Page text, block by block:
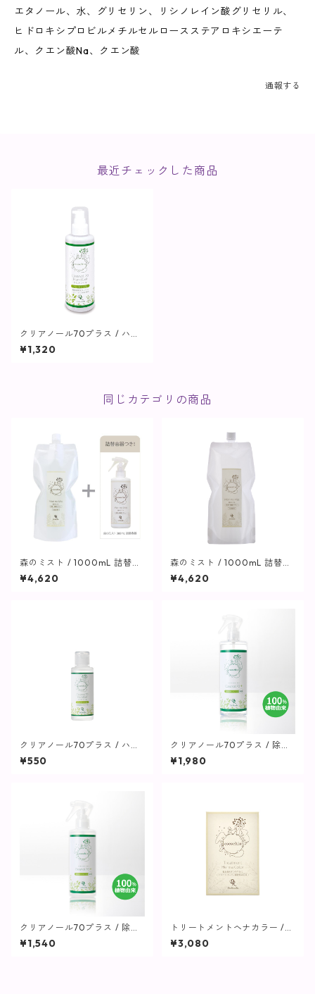
エタノール、水、グリセリン、リシノレイン酸グリセリル、
ヒドロキシプロビルメチルセルロースステアロキシエーテ
ル、クエン酸Na、クエン酸
通報する
最近チェックした商品
クリアノール70プラス / ハン
ドジェル 200mL【cocochi
a】
¥1,320
同じカテゴリの商品
森のミスト / 1000mL 詰替用
(詰替容器つき)【cocochia】
¥4,620
森のミスト / 1000mL 詰替用
【cocochia】
¥4,620
クリアノール70プラス / ハン
ドジェル(ミニ)30mL【cococ
hia】
¥550
クリアノール70プラス / 除菌
スプレー500mL【cocochia】
¥1,980
クリアノール70プラス / 除菌
スプレー300mL【cocochi
a】
¥1,540
トリートメントヘナカラー /
ナチュラルブラウン【cocochi
a】
¥3,080